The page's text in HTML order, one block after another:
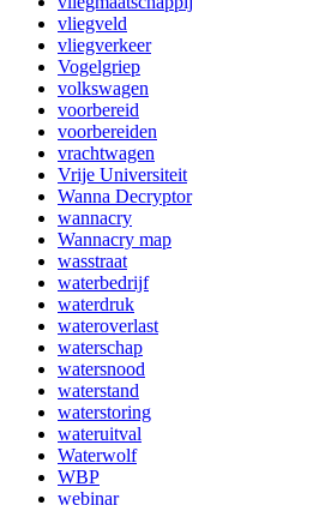
vliegveld
vliegverkeer
Vogelgriep
volkswagen
voorbereid
voorbereiden
vrachtwagen
Vrije Universiteit
Wanna Decryptor
wannacry
Wannacry map
wasstraat
waterbedrijf
waterdruk
wateroverlast
waterschap
watersnood
waterstand
waterstoring
wateruitval
Waterwolf
WBP
webinar